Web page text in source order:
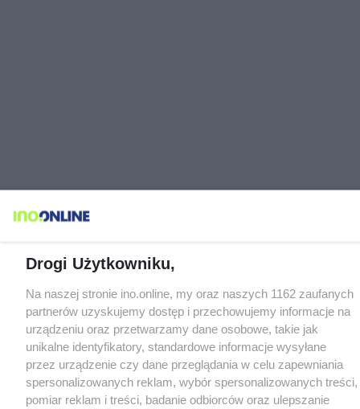
Drogi Użytkowniku,
Na naszej stronie ino.online, my oraz naszych 1162 zaufanych
partnerów uzyskujemy dostęp i przechowujemy informacje na
urządzeniu oraz przetwarzamy dane osobowe, takie jak
unikalne identyfikatory, standardowe informacje wysyłane
przez urządzenie czy dane przeglądania w celu zapewniania
spersonalizowanych reklam, wybór spersonalizowanych treści,
pomiar reklam i treści, badanie odbiorców oraz ulepszanie